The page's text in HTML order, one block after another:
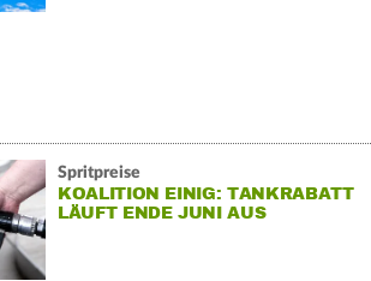
Spritpreise
KOALITION EINIG: TANKRABATT
LÄUFT ENDE JUNI AUS